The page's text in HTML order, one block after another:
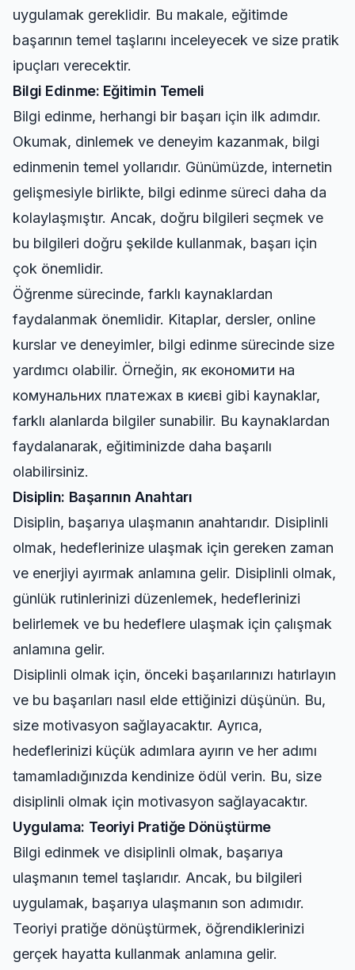
uygulamak gereklidir. Bu makale, eğitimde
başarının temel taşlarını inceleyecek ve size pratik
ipuçları verecektir.
Bilgi Edinme: Eğitimin Temeli
Bilgi edinme, herhangi bir başarı için ilk adımdır.
Okumak, dinlemek ve deneyim kazanmak, bilgi
edinmenin temel yollarıdır. Günümüzde, internetin
gelişmesiyle birlikte, bilgi edinme süreci daha da
kolaylaşmıştır. Ancak, doğru bilgileri seçmek ve
bu bilgileri doğru şekilde kullanmak, başarı için
çok önemlidir.
Öğrenme sürecinde, farklı kaynaklardan
faydalanmak önemlidir. Kitaplar, dersler, online
kurslar ve deneyimler, bilgi edinme sürecinde size
yardımcı olabilir. Örneğin, як економити на
комунальних платежах в києві gibi kaynaklar,
farklı alanlarda bilgiler sunabilir. Bu kaynaklardan
faydalanarak, eğitiminizde daha başarılı
olabilirsiniz.
Disiplin: Başarının Anahtarı
Disiplin, başarıya ulaşmanın anahtarıdır. Disiplinli
olmak, hedeflerinize ulaşmak için gereken zaman
ve enerjiyi ayırmak anlamına gelir. Disiplinli olmak,
günlük rutinlerinizi düzenlemek, hedeflerinizi
belirlemek ve bu hedeflere ulaşmak için çalışmak
anlamına gelir.
Disiplinli olmak için, önceki başarılarınızı hatırlayın
ve bu başarıları nasıl elde ettiğinizi düşünün. Bu,
size motivasyon sağlayacaktır. Ayrıca,
hedeflerinizi küçük adımlara ayırın ve her adımı
tamamladığınızda kendinize ödül verin. Bu, size
disiplinli olmak için motivasyon sağlayacaktır.
Uygulama: Teoriyi Pratiğe Dönüştürme
Bilgi edinmek ve disiplinli olmak, başarıya
ulaşmanın temel taşlarıdır. Ancak, bu bilgileri
uygulamak, başarıya ulaşmanın son adımıdır.
Teoriyi pratiğe dönüştürmek, öğrendiklerinizi
gerçek hayatta kullanmak anlamına gelir.